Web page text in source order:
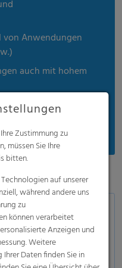
von Anwendungen
auch mit hohem
(Niedrigtemperatur
Zustimmung zu
müssen Sie Ihre
bitten.
auf unserer
während andere uns
zu
können verarbeitet
Anzeigen und
Weitere
Daten finden Sie in